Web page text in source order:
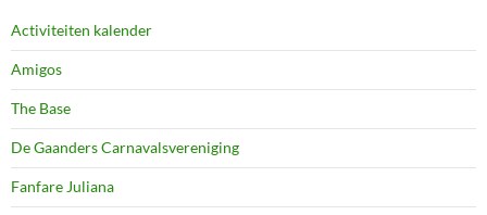
Activiteiten kalender
Amigos
The Base
De Gaanders Carnavalsvereniging
Fanfare Juliana